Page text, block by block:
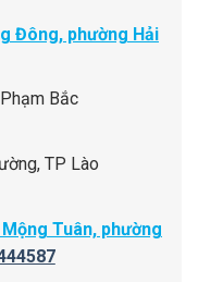
Đông, phường Hải
Bắc
TP Lào
Tuân, phường